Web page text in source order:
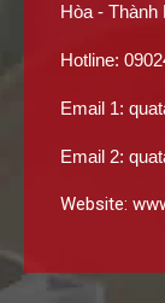
Hòa - Thành
Hotline:
Email 1:
Email 2:
Website: